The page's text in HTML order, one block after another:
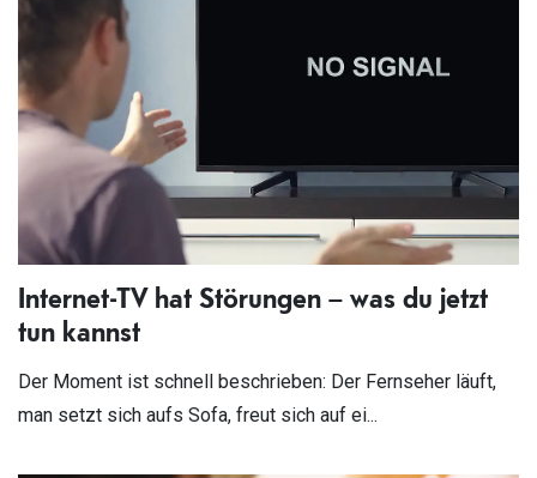
Internet-TV hat Störungen – was du jetzt
tun kannst
Der Moment ist schnell beschrieben: Der Fernseher läuft,
man setzt sich aufs Sofa, freut sich auf ei...